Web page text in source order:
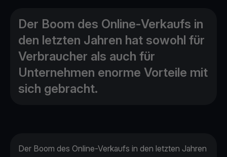
Der Boom des Online-Verkaufs in
den letzten Jahren hat sowohl für
Verbraucher als auch für
Unternehmen enorme Vorteile mit
sich gebracht.
Der Boom des Online-Verkaufs in den letzten Jahren